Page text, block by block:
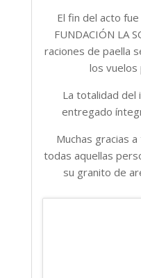
El fin del acto
FUNDACIÓN LA
raciones de paella
los
La totalidad del
entregado
Muchas gracias
todas aquellas
su granito de